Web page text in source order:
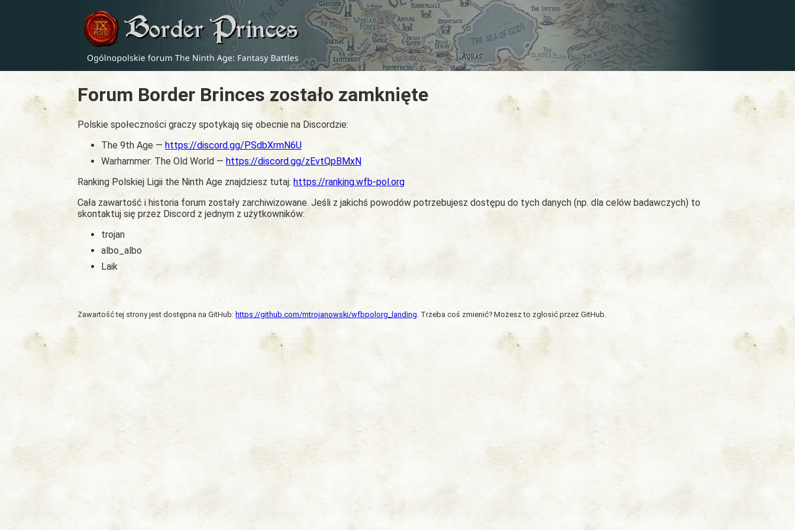
Forum Border Brinces zostało zamknięte
Polskie społeczności graczy spotykają się obecnie na Discordzie:
The 9th Age — https://discord.gg/PSdbXrmN6U
Warhammer: The Old World — https://discord.gg/zEvtQpBMxN
Ranking Polskiej Ligii the Ninth Age znajdziesz tutaj: https://ranking.wfb-pol.org
Cała zawartość i historia forum zostały zarchiwizowane. Jeśli z jakichś powodów potrzebujesz dostępu do tych danych (np. dla celów badawczych) to
skontaktuj się przez Discord z jednym z użytkowników:
trojan
albo_albo
Laik
Zawartość tej strony jest dostępna na GitHub: https://github.com/mtrojanowski/wfbpolorg_landing . Trzeba coś zmienić? Możesz to zgłosić przez GitHub.